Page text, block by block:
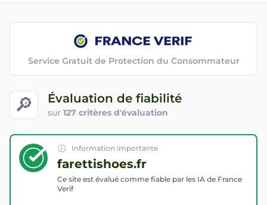
🔎 Évaluation de fiabilité
sur 127 critères d'évaluation
Service Gratuit de Protection du Consommateur
Information importante
farettishoes.fr
Ce site est évalué comme fiable par les IA de France
Verif